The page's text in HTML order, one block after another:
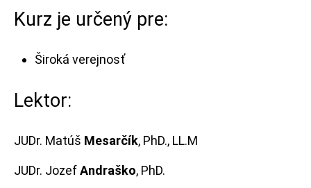
Kurz je určený pre:
Široká verejnosť
Lektor:
JUDr. Matúš Mesarčík, PhD., LL.M
JUDr. JozefAndraško, PhD.